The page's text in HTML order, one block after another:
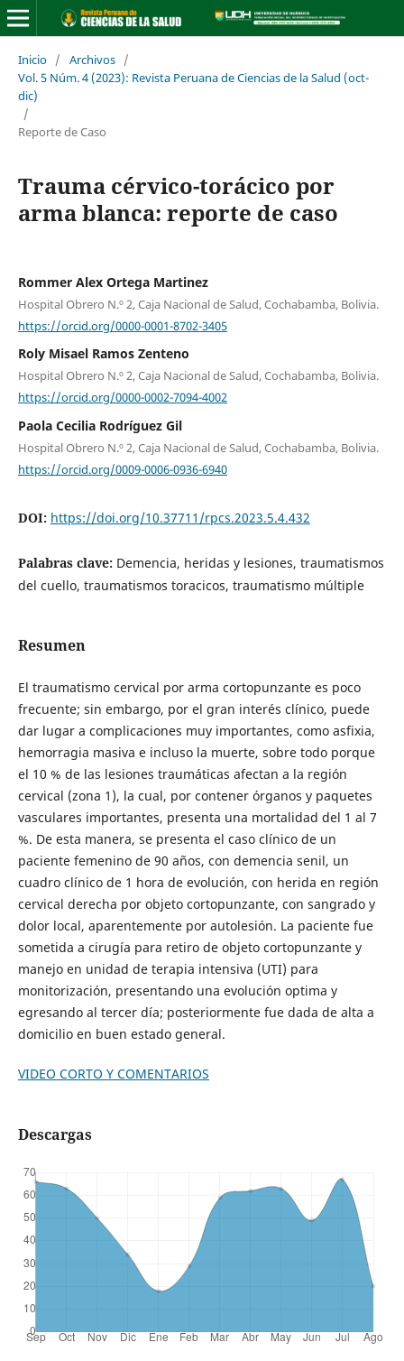
Inicio / Archivos /
Vol. 5 Núm. 4 (2023): Revista Peruana de Ciencias de la Salud (oct-
dic)
/
Reporte de Caso
Trauma cérvico-torácico por
arma blanca: reporte de caso
Rommer Alex Ortega Martinez
Hospital Obrero N.º 2, Caja Nacional de Salud, Cochabamba, Bolivia.
https://orcid.org/0000-0001-8702-3405
Roly Misael Ramos Zenteno
Hospital Obrero N.º 2, Caja Nacional de Salud, Cochabamba, Bolivia.
https://orcid.org/0000-0002-7094-4002
Paola Cecilia Rodríguez Gil
Hospital Obrero N.º 2, Caja Nacional de Salud, Cochabamba, Bolivia.
https://orcid.org/0009-0006-0936-6940
DOI: https://doi.org/10.37711/rpcs.2023.5.4.432
Palabras clave: Demencia, heridas y lesiones, traumatismos
del cuello, traumatismos toracicos, traumatismo múltiple
Resumen
El traumatismo cervical por arma cortopunzante es poco
frecuente; sin embargo, por el gran interés clínico, puede
dar lugar a complicaciones muy importantes, como asfixia,
hemorragia masiva e incluso la muerte, sobre todo porque
el 10 % de las lesiones traumáticas afectan a la región
cervical (zona 1), la cual, por contener órganos y paquetes
vasculares importantes, presenta una mortalidad del 1 al 7
%. De esta manera, se presenta el caso clínico de un
paciente femenino de 90 años, con demencia senil, un
cuadro clínico de 1 hora de evolución, con herida en región
cervical derecha por objeto cortopunzante, con sangrado y
dolor local, aparentemente por autolesión. La paciente fue
sometida a cirugía para retiro de objeto cortopunzante y
manejo en unidad de terapia intensiva (UTI) para
monitorización, presentando una evolución optima y
egresando al tercer día; posteriormente fue dada de alta a
domicilio en buen estado general.
VIDEO CORTO Y COMENTARIOS
Descargas